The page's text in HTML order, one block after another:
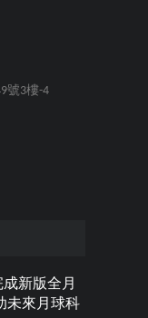
號3樓-4
新版全月
未來月球科